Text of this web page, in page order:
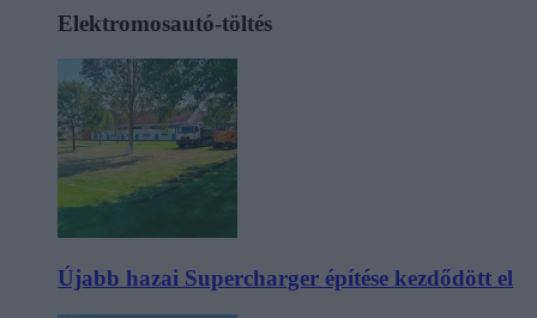
Elektromosautó-töltés
Újabb hazai Supercharger építése kezdődött el